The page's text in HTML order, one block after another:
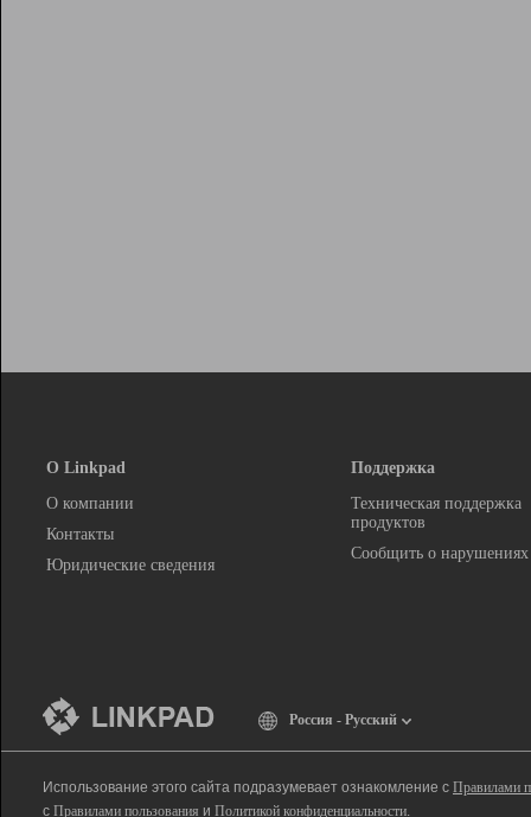
О Linkpad
О компании
Контакты
Юридические сведения
Поддержка
Техническая поддержка
продуктов
Сообщить о нарушениях
Россия - Русский
Использование этого сайта подразумевает ознакомление с Правилами
с Правилами пользования и Политикой конфиденциальности.